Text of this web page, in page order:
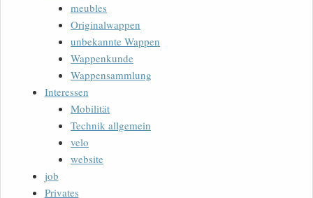
meubles
Originalwappen
unbekannte Wappen
Wappenkunde
Wappensammlung
Interessen
Mobilität
Technik allgemein
velo
website
job
Privates